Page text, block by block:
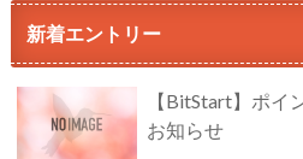
新着エントリー
【BitStart】ポイ
お知らせ